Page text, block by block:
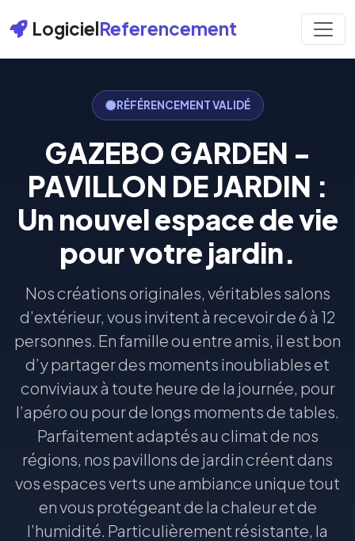
LogicielReferencement
RÉFÉRENCEMENT VALIDÉ
GAZEBO GARDEN -
PAVILLON DE JARDIN :
Un nouvel espace de vie
pour votre jardin.
Nos créations originales, véritables salons
d’extérieur, vous invitent à recevoir de 6 à 12
personnes. En famille ou entre amis, il est bon
d’y partager des moments inoubliables et
conviviaux à toute heure de la journée, pour
l’apéro ou pour de longs moments de tables.
Parfaitement adaptés au climat de nos
régions, nos pavillons de jardin créent dans
vos espaces verts une ambiance unique tout
en vous protégeant de la chaleur et de
l’humidité. Particulièrement résistante, la